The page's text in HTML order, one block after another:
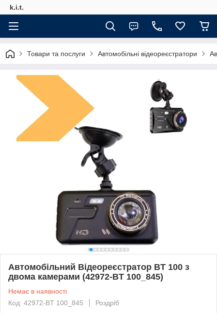
k.i.t.
Товари та послуги Автомобільні відеореєстратори
Автомобільний Відеореєстратор BT 100 з
двома камерами (42972-BT 100_845)
Немає в наявності
Код: 42972-BT 100_845
Роздріб